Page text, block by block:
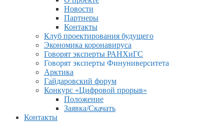
Новости
Партнеры
Контакты
Клуб проектирования будущего
Экономика коронавируса
Говорят эксперты РАНХиГС
Говорят эксперты Финуниверситета
Арктика
Гайдаровский форум
Конкурс «Цифровой прорыв»
Положение
Заявка/Скачать
Контакты